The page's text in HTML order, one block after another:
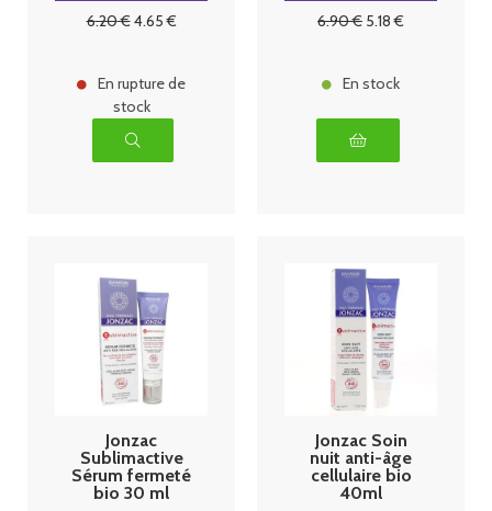
6.20€4.65€
En rupture de
stock
6.90€ 5.18 €
En stock
Jonzac
Sublimactive
Sérum fermeté
bio 30 ml
Jonzac Soin
nuit anti-âge
cellulaire bio
40ml